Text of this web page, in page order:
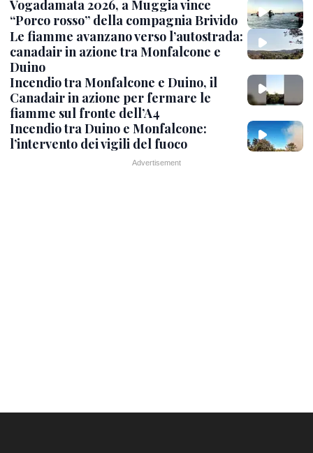
Vogadamata 2026, a Muggia vince
“Porco rosso” della compagnia Brivido
Le fiamme avanzano verso l’autostrada:
canadair in azione tra Monfalcone e
Duino
Incendio tra Monfalcone e Duino, il
Canadair in azione per fermare le
fiamme sul fronte dell’A4
Incendio tra Duino e Monfalcone:
l’intervento dei vigili del fuoco